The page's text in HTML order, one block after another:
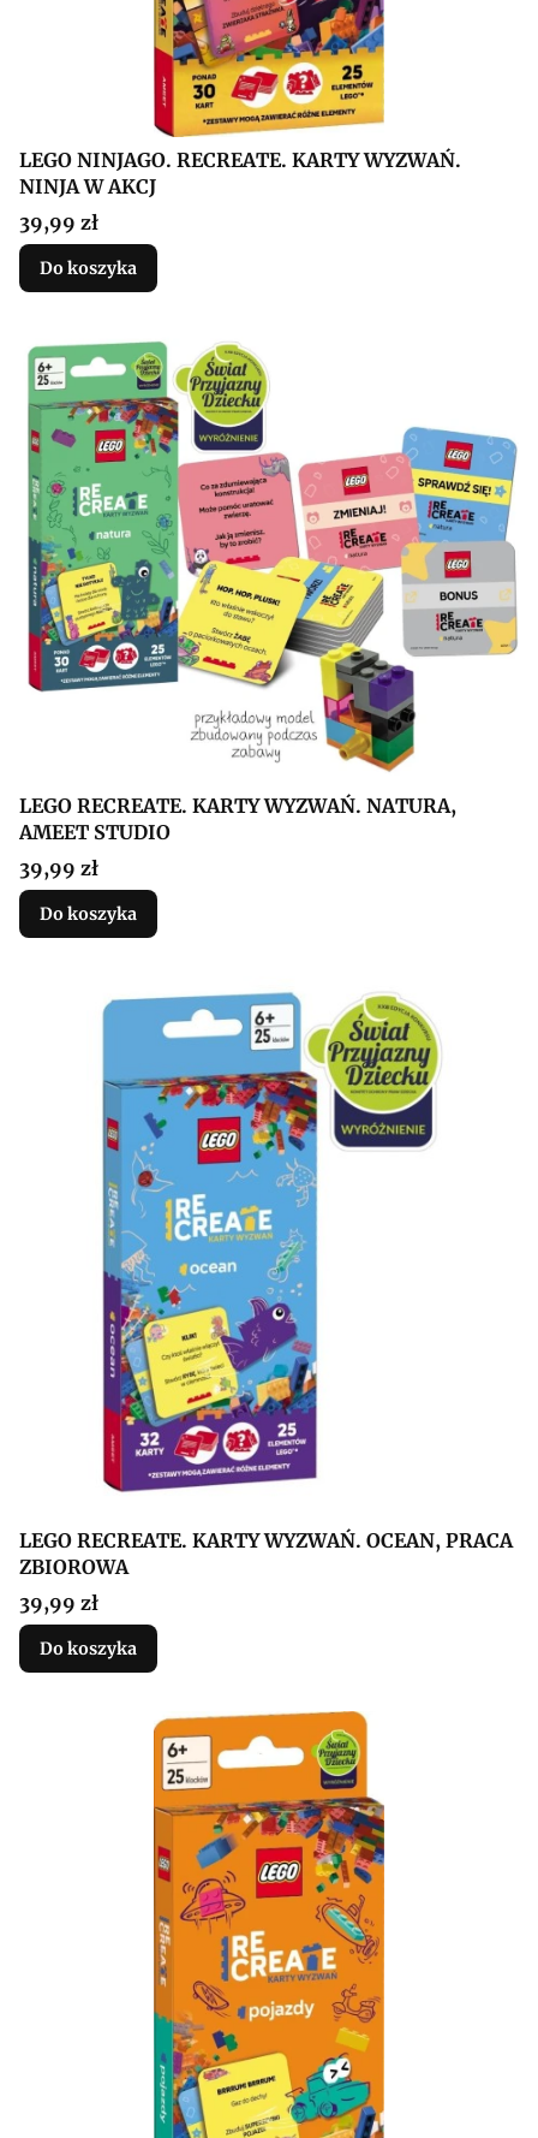
LEGO NINJAGO. RECREATE. KARTY WYZWAŃ.
NINJA W AKCJ
Cena
39,99 zł
Do koszyka
LEGO RECREATE. KARTY WYZWAŃ. NATURA,
AMEET STUDIO
Cena
39,99 zł
Do koszyka
LEGO RECREATE. KARTY WYZWAŃ. OCEAN, PRACA
ZBIOROWA
Cena
39,99 zł
Do koszyka